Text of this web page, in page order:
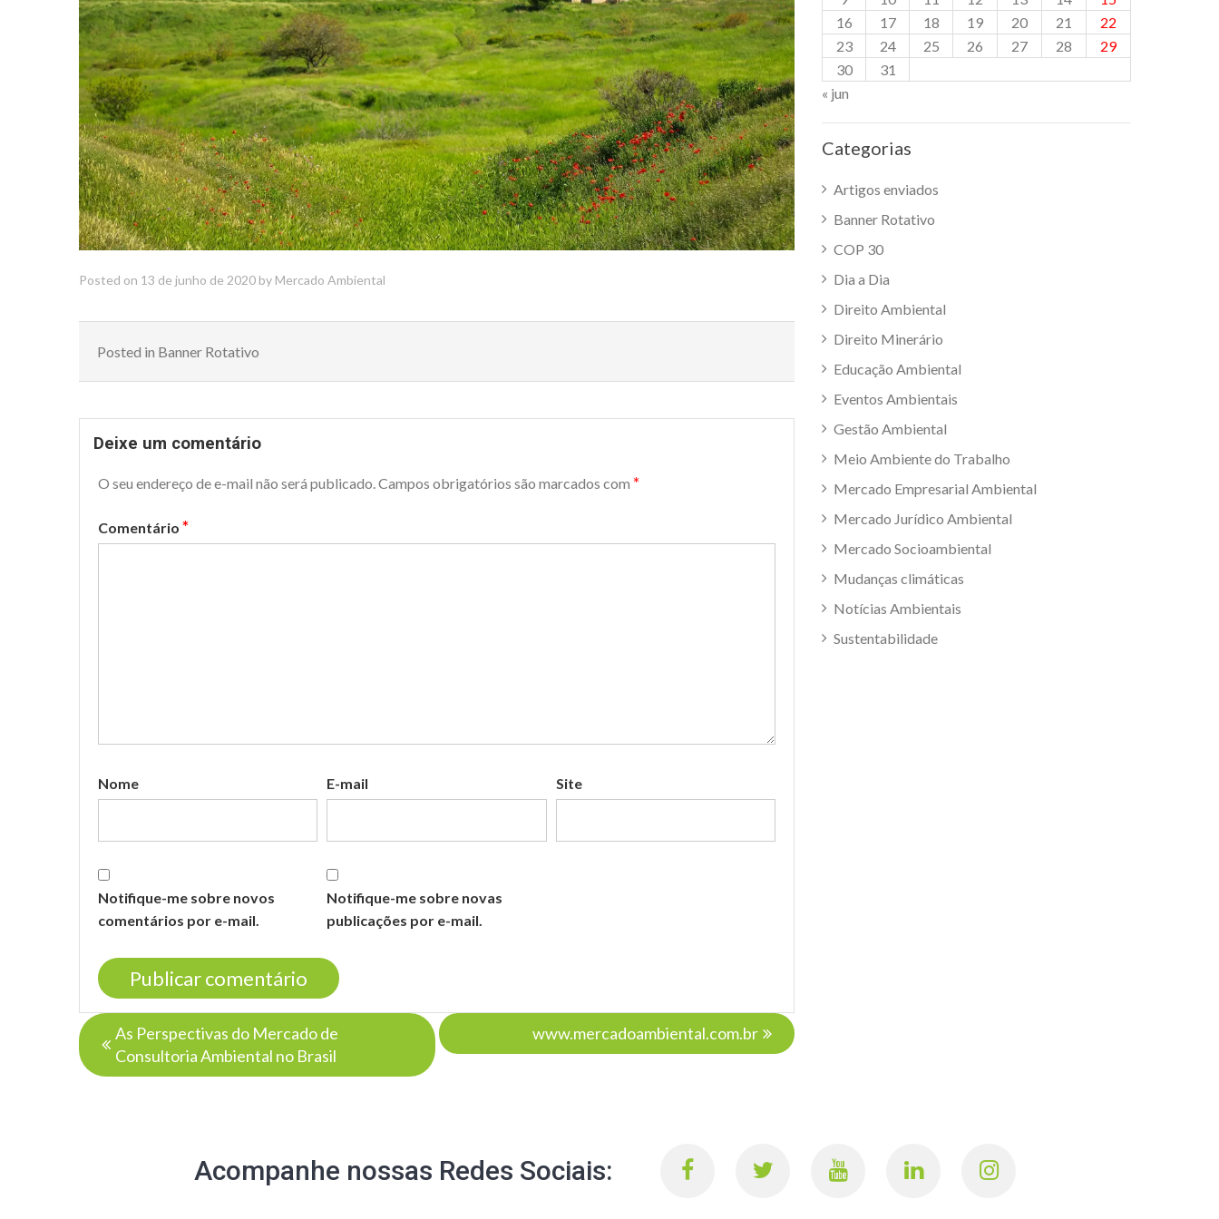
Posted on 13 de junho de 2020 by Mercado Ambiental
Posted in Banner Rotativo
Deixe um comentário
O seu endereço de e-mail não será publicado.Campos obrigatórios são marcados com *
Comentário *
Nome E-mail Site
Notifique-me sobre novos
comentários por e-mail.
Notifique-me sobre novas
publicações por e-mail.
Navegação
de
Post
As Perspectivas do Mercado de
Consultoria Ambiental no Brasil
www.mercadoambiental.com.br
16
17 18 19 20 21
22
23
24 25 26 27 28
29
30
31
« jun
Categorias
Artigos enviados
Banner Rotativo
COP 30
Dia a Dia
Direito Ambiental
Direito Minerário
Educação Ambiental
Eventos Ambientais
Gestão Ambiental
Meio Ambiente do Trabalho
Mercado Empresarial Ambiental
Mercado Jurídico Ambiental
Mercado Socioambiental
Mudanças climáticas
Notícias Ambientais
Sustentabilidade
Acompanhe nossas Redes Sociais: